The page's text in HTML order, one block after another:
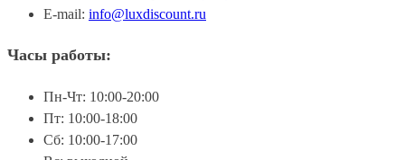
E-mail: info@luxdiscount.ru
Часы работы:
Пн-Чт: 10:00-20:00
Пт: 10:00-18:00
Сб: 10:00-17:00